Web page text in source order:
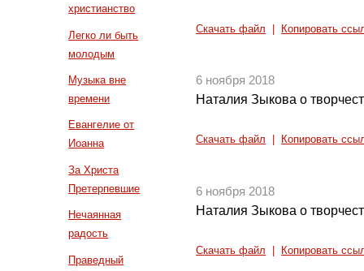
христианство
Легко ли быть
молодым
Музыка вне
времени
Евангелие от
Иоанна
За Христа
Претерпевшие
Нечаянная
радость
Праведный
Скачать файл Копировать
6 ноября 2018
Наталия Зыкова о
Скачать файл Копировать
6 ноября 2018
Наталия Зыкова о
Скачать файл Копировать